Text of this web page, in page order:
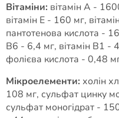
Вітаміни: вітамін А -
вітамін Е - 160 мг,
пантотенова кислота -
В6 - 6,4 мг, вітамін B1 -
фолієва кислота - 0,48
Мікроелементи: холін
108 мг, сульфат цинку
сульфат моногідрат -